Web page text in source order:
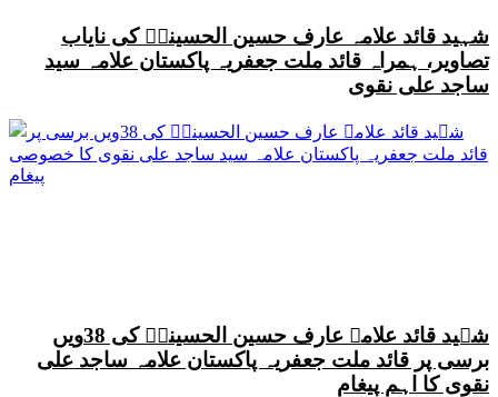
شہید قائد علامہ عارف حسین الحسینیؒ کی نایاب
تصاویر، ہمراہ قائد ملت جعفریہ پاکستان علامہ سید
ساجد علی نقوی
شہید قائد علامہ عارف حسین الحسینیؒ کی 38ویں
برسی پر قائد ملت جعفریہ پاکستان علامہ ساجد علی
نقوی کا اہم پیغام